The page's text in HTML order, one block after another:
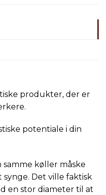
produkter, der er
potentiale i din
køller måske
synge. Det ville faktisk
en stor diameter til at